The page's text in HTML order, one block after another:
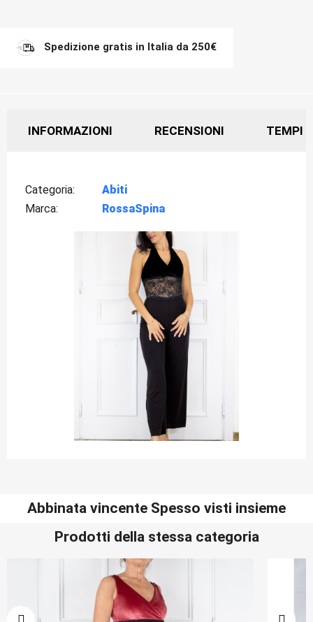
Spedizione gratis in Italia da 250€
INFORMAZIONI RECENSIONI TEMPI
Categoria
Abiti
Marca
RossaSpina
Abbinata vincente Spesso visti insieme
Prodotti della stessa categoria